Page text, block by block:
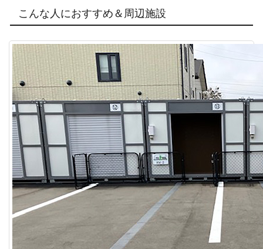
こんな人におすすめ＆周辺施設